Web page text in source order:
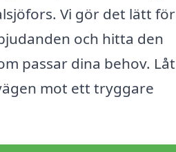
Vi gör det lätt för
och hitta den
passar dina behov. Låt
mot ett tryggare